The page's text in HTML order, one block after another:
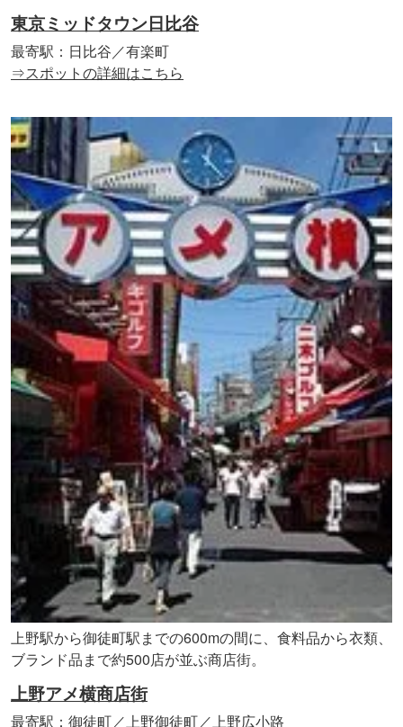
東京ミッドタウン日比谷
最寄駅：日比谷／有楽町
⇒スポットの詳細はこちら
上野駅から御徒町駅までの600mの間に、食料品から衣類、
ブランド品まで約500店が並ぶ商店街。
上野アメ横商店街
最寄駅：御徒町／上野御徒町／上野広小路